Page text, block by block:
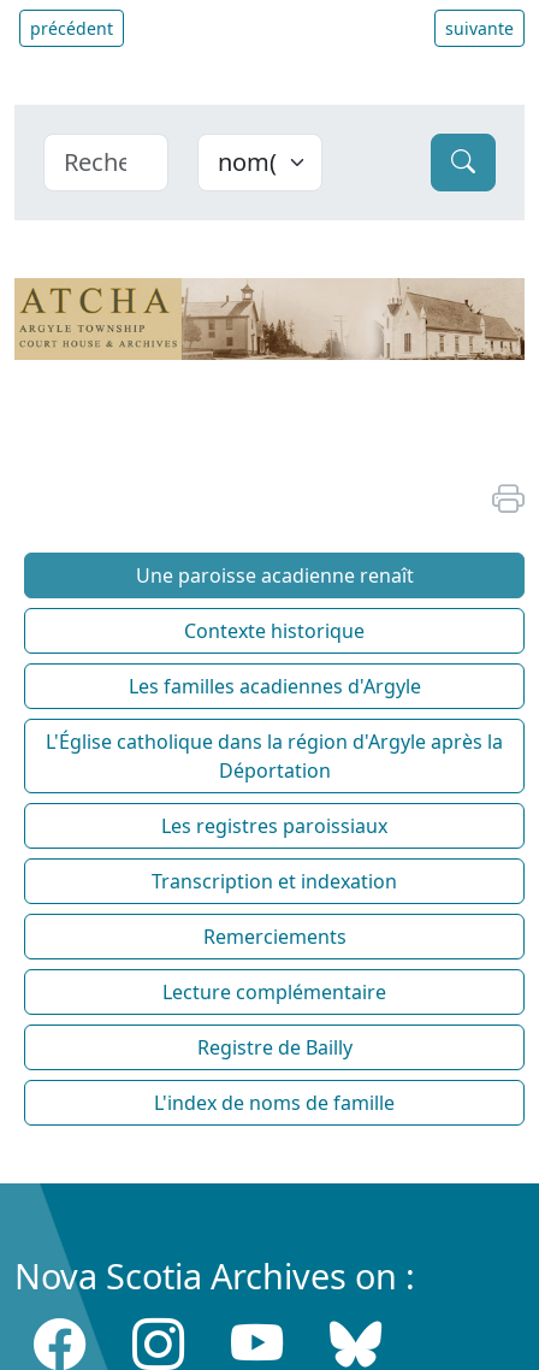
précédent suivante
Une paroisse acadienne renaît
Contexte historique
Les familles acadiennes d'Argyle
L'Église catholique dans la région d'Argyle après la
Déportation
Les registres paroissiaux
Transcription et indexation
Remerciements
Lecture complémentaire
Registre de Bailly
L'index de noms de famille
Nova Scotia Archives on :